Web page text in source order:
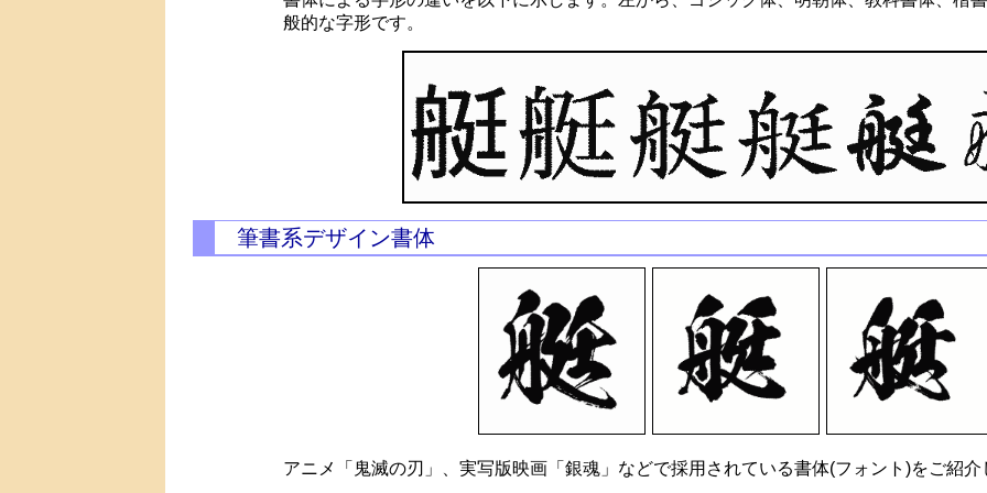
般的な字形です。
筆書系デザイン書体
アニメ「鬼滅の刃」、実写版映画「銀魂」などで採用されている書体(フォント)をご紹介